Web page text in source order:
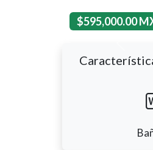
$595,000.00